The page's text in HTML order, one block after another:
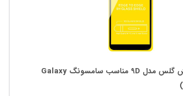
محافظ صفحه نمایش گلس مدل 9D مناسب سامسونگ Galaxy